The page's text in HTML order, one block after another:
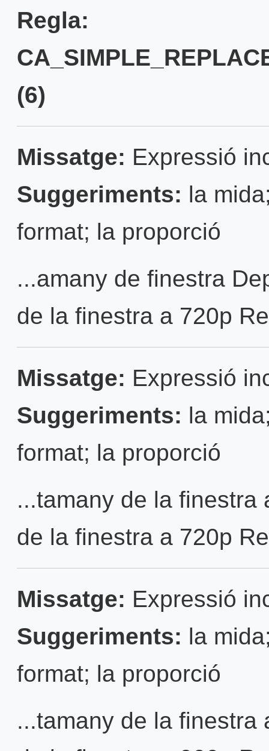
Regla:
(6)
Missatge: Expressió
Suggeriments: la
format; la proporció
...amany de finestra
de la finestra a 720p
Missatge: Expressió
Suggeriments: la
format; la proporció
...tamany de la
de la finestra a 720p
Missatge: Expressió
Suggeriments: la
format; la proporció
...tamany de la